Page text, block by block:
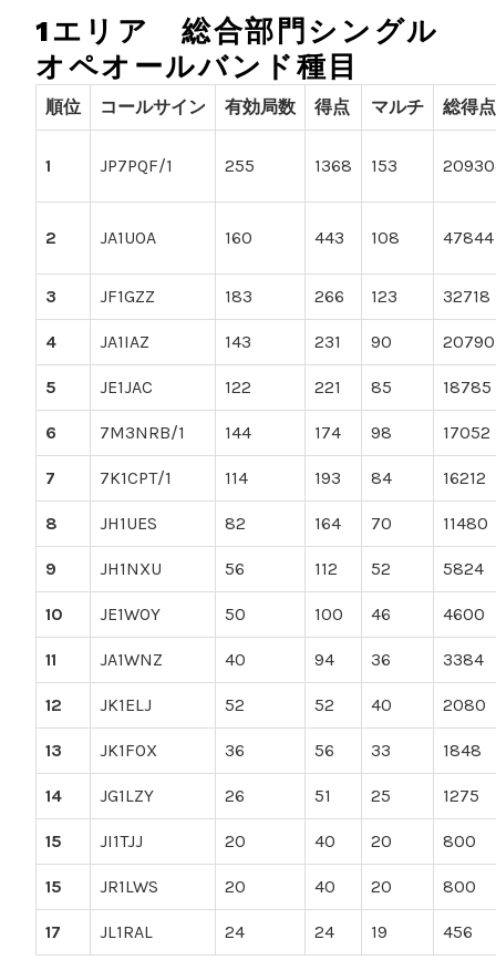
1エリア 総合部門シングル
オペオールバンド種目
順位 コールサイン 有効局数 得点 マルチ 総得点
1 JP7PQF/1 255 1368 153
2 JA1UOA 160 443 108 47844
3 JF1GZZ 183 266 123 32718
4 JA1IAZ 143 231 90 20790
5 JE1JAC 122 221 85 18785
6 7M3NRB/1 144 174 98 17052
7 7K1CPT/1 114 193 84 16212
8 JH1UES 82 164 70 11480
9 JH1NXU 56 112 52 5824
10 JE1WOY 50 100 46 4600
11 JA1WNZ 40 94 36 3384
12 JK1ELJ 52 52 40 2080
13 JK1FOX 36 56 33 1848
14 JG1LZY 26 51 25 1275
15 JI1TJJ 20 40 20 800
15 JR1LWS 20 40 20 800
17 JL1RAL 24 24 19 456